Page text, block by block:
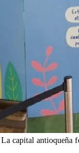
La capital antioqueña